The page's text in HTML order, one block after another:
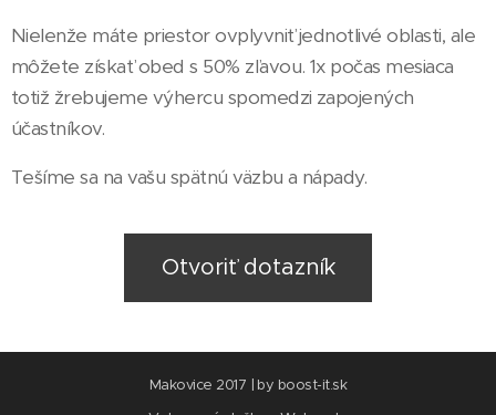
Nielenže máte priestor ovplyvniť jednotlivé oblasti, ale
môžete získať obed s 50% zľavou. 1x počas mesiaca
totiž žrebujeme výhercu spomedzi zapojených
účastníkov.
Tešíme sa na vašu spätnú väzbu a nápady.
Otvoriť dotazník
Makovice 2017 | by boost-it.sk